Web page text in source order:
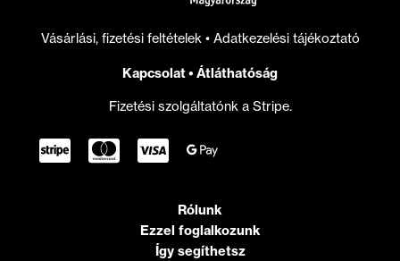
Vásárlási, fizetési feltételek • Adatkezelési tájékoztató
Kapcsolat• Átláthatóság
Fizetési szolgáltatónk a Stripe.
Rólunk
Ezzel foglalkozunk
Így segíthetsz